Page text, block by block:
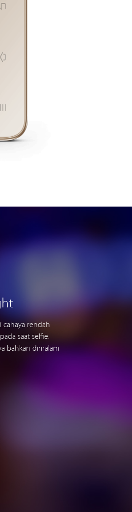
cahaya rendah
saat selfie.
bahkan dimalam